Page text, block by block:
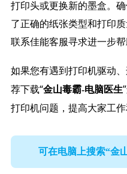
打印头或更换新的墨盒。
了正确的纸张类型和打印
联系佳能客服寻求进一步帮
如果您有遇到打印机驱动
荐下载“金山毒霸-电脑医生
打印机问题，提高大家工作
可在电脑上搜索“金